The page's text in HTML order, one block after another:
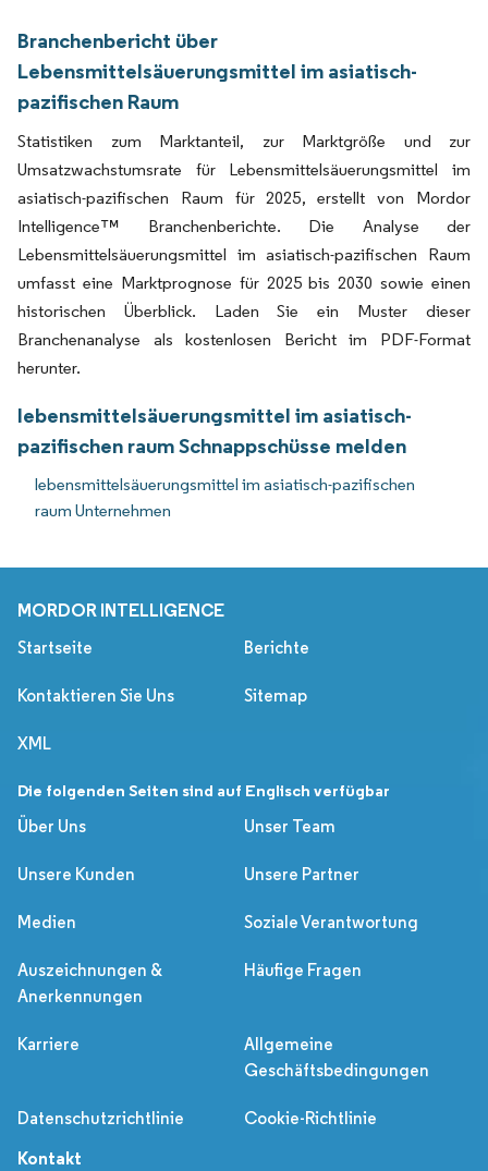
Branchenbericht über
Lebensmittelsäuerungsmittel im asiatisch-
pazifischen Raum
Statistiken zum Marktanteil, zur Marktgröße und zur
Umsatzwachstumsrate für Lebensmittelsäuerungsmittel im
asiatisch-pazifischen Raum für 2025, erstellt von Mordor
Intelligence™ Branchenberichte. Die Analyse der
Lebensmittelsäuerungsmittel im asiatisch-pazifischen Raum
umfasst eine Marktprognose für 2025 bis 2030 sowie einen
historischen Überblick. Laden Sie ein Muster dieser
Branchenanalyse als kostenlosen Bericht im PDF-Format
herunter.
lebensmittelsäuerungsmittel im asiatisch-
pazifischen raum Schnappschüsse melden
lebensmittelsäuerungsmittel im asiatisch-pazifischen
raum Unternehmen
MORDOR INTELLIGENCE
Startseite Berichte
Kontaktieren Sie Uns Sitemap
XML
Die folgenden Seiten sind auf Englisch verfügbar
Über Uns
Unser Team
Unsere Kunden Unsere Partner
Medien Soziale Verantwortung
Auszeichnungen &
Anerkennungen
Häufige Fragen
Karriere
Allgemeine
Geschäftsbedingungen
Datenschutzrichtlinie Cookie-Richtlinie
Kontakt